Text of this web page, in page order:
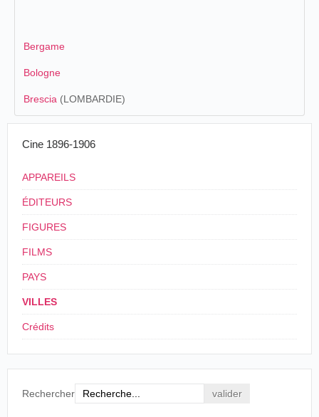
Bergame
Bologne
Brescia (LOMBARDIE)
Cine 1896-1906
APPAREILS
ÉDITEURS
FIGURES
FILMS
PAYS
VILLES
Crédits
Rechercher